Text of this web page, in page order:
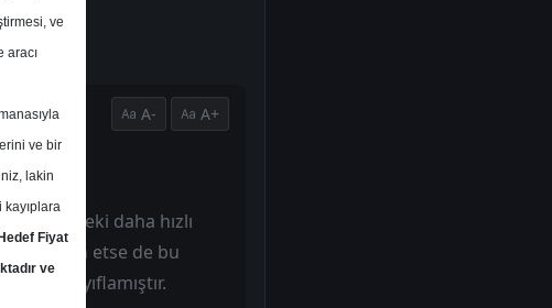
A- A+
daha hızlı
devam etse de bu
zayıflamıştır.
ve
aracı
ve bir
lakin
Hedef Fiyat
ve